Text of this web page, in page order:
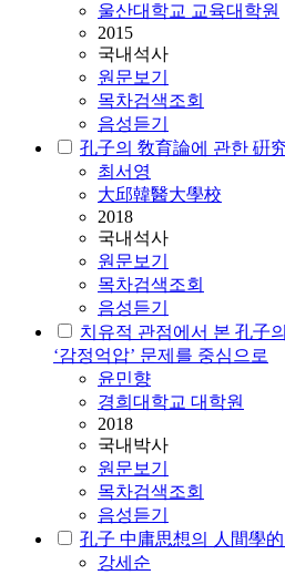
울산대학교 교육대학원
2015
국내석사
원문보기
목차검색조회
음성듣기
孔子의 敎育論에 관한 硏
최서영
大邱韓醫大學校
2018
국내석사
원문보기
목차검색조회
음성듣기
치유적 관점에서 본 孔子
‘감정억압’ 문제를 중심으로
윤민향
경희대학교 대학원
2018
국내박사
원문보기
목차검색조회
음성듣기
孔子 中庸思想의 人間學
강세순